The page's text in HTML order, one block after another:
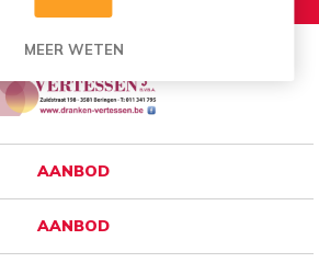
AANBOD
AANBOD
MEER WETEN